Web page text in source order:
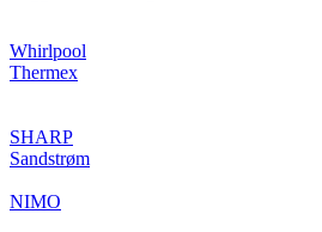
Whirlpool
Thermex
SHARP
Sandstrøm
NIMO